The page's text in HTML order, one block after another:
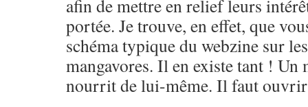
afin de mettre en relief leurs
portée. Je trouve, en effet, que
schéma typique du webzine sur
mangavores. Il en existe tant ! Un
nourrit de lui-même. Il faut